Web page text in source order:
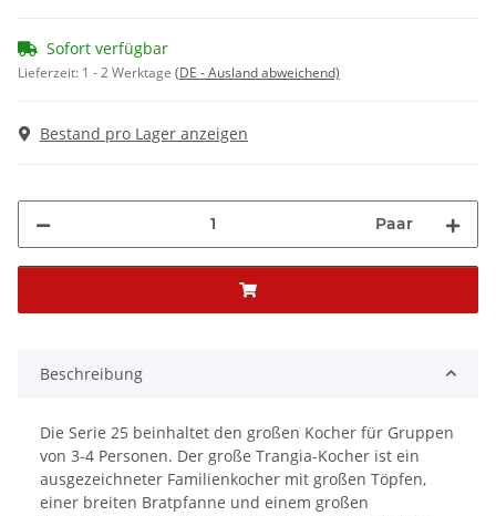
Sofort verfügbar
Lieferzeit: 1 - 2 Werktage (DE - Ausland abweichend)
Bestand pro Lager anzeigen
Paar
Beschreibung
Die Serie 25 beinhaltet den großen Kocher für Gruppen
von 3-4 Personen. Der große Trangia-Kocher ist ein
ausgezeichneter Familienkocher mit großen Töpfen,
einer breiten Bratpfanne und einem großen